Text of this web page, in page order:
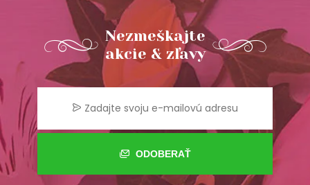
Nezmeškajte
akcie & zľavy
ODOBERAŤ